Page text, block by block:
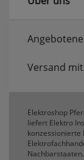
Versand mit
Elektroshop
liefert Elektro
konzessionierte
Nachbarstaaten.